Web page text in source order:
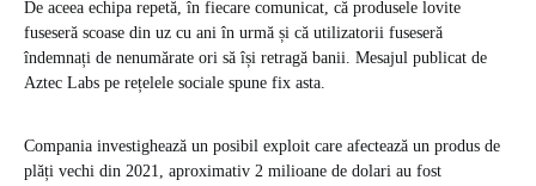
De aceea echipa repetă, în fiecare comunicat, că produsele lovite
fuseseră scoase din uz cu ani în urmă și că utilizatorii fuseseră
îndemnați de nenumărate ori să își retragă banii. Mesajul publicat de
Aztec Labs pe rețelele sociale spune fix asta.
Compania investighează un posibil exploit care afectează un produs de
plăți vechi din 2021, aproximativ 2 milioane de dolari au fost